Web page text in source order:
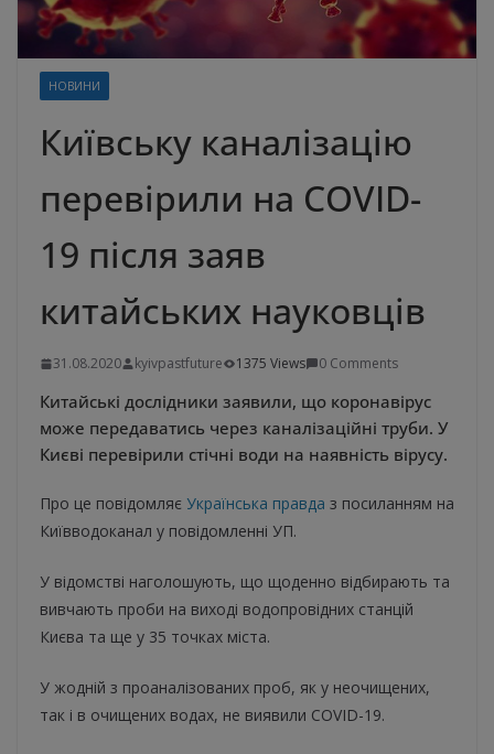
НОВИНИ
Київську каналізацію
перевірили на COVID-
19 після заяв
китайських науковців
31.08.2020 kyivpastfuture 1375 Views 0 Comments
Китайські дослідники заявили, що коронавірус
може передаватись через каналізаційні труби. У
Києві перевірили стічні води на наявність вірусу.
Про це повідомляє Українська правда з посиланням на
Київводоканал у повідомленні УП.
У відомстві наголошують, що щоденно відбирають та
вивчають проби на виході водопровідних станцій
Києва та ще у 35 точках міста.
У жодній з проаналізованих проб, як у неочищених,
так і в очищених водах, не виявили COVID-19.